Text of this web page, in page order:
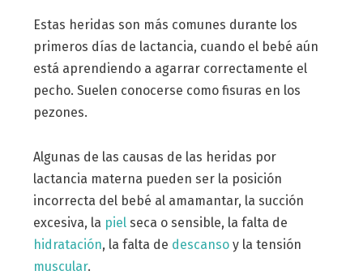
Estas heridas son más comunes durante los
primeros días de lactancia, cuando el bebé aún
está aprendiendo a agarrar correctamente el
pecho. Suelen conocerse como fisuras en los
pezones.
Algunas de las causas de las heridas por
lactancia materna pueden ser la posición
incorrecta del bebé al amamantar, la succión
excesiva, la pielseca o sensible, la falta de
hidratación, la falta de descansoy la tensión
muscular.